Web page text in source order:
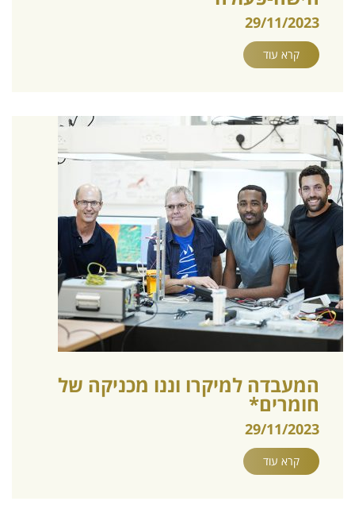
29/11/2023
קרא עוד
המעבדה למיקרו וננו מכניקה של
חומרים*
29/11/2023
קרא עוד